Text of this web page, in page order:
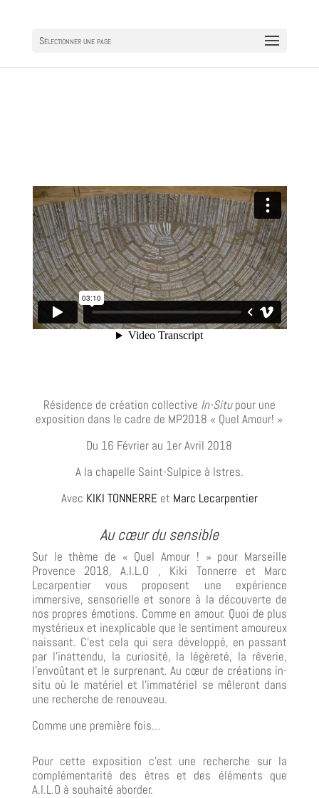
Sélectionner une page
Résidence de création collective In-Situpour une
exposition dans le cadre de MP2018 « Quel Amour! »
Du 16 Février au 1er Avril 2018
A la chapelle Saint-Sulpice à Istres.
Avec KIKI TONNERRE et Marc Lecarpentier
Au cœur du sensible
Sur le thème de « Quel Amour ! » pour Marseille
Provence 2018, A.I.L.O , Kiki Tonnerre et Marc
Lecarpentier vous proposent une expérience
immersive, sensorielle et sonore à la découverte de
nos propres émotions. Comme en amour. Quoi de plus
mystérieux et inexplicable que le sentiment amoureux
naissant. C’est cela qui sera développé, en passant
par l’inattendu, la curiosité, la légèreté, la rêverie,
l’envoûtant et le surprenant. Au cœur de créations in-
situ où le matériel et l’immatériel se mêleront dans
une recherche de renouveau.
Comme une première fois…
Pour cette exposition c’est une recherche sur la
complémentarité des êtres et des éléments que
A.I.L.O à souhaité aborder.